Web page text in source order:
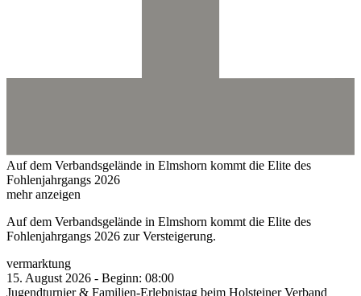
Auf dem Verbandsgelände in Elmshorn kommt die Elite des
Fohlenjahrgangs 2026
mehr anzeigen
Auf dem Verbandsgelände in Elmshorn kommt die Elite des
Fohlenjahrgangs 2026 zur Versteigerung.
vermarktung
15. August 2026 - Beginn: 08:00
Jugendturnier & Familien-Erlebnistag beim Holsteiner Verband